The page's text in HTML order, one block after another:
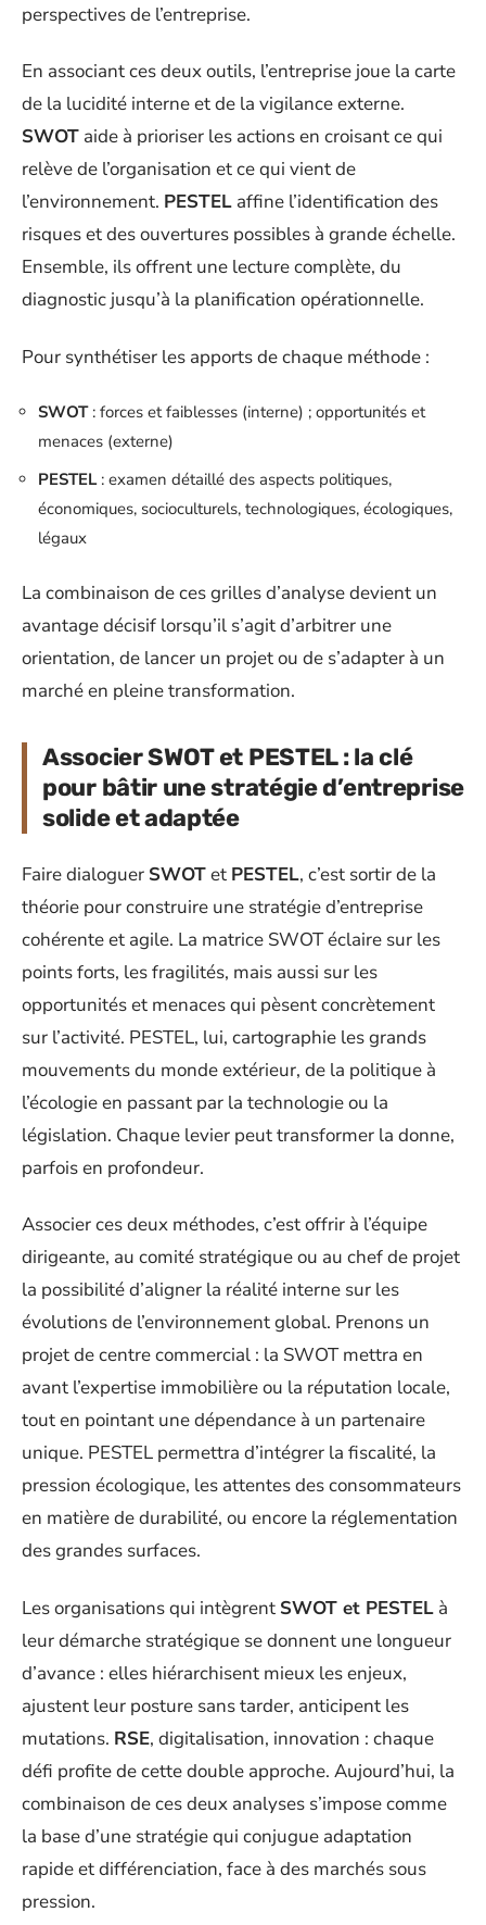
perspectives de l’entreprise.
En associant ces deux outils, l’entreprise joue la carte
de la lucidité interne et de la vigilance externe.
SWOT aide à prioriser les actions en croisant ce qui
relève de l’organisation et ce qui vient de
l’environnement. PESTEL affine l’identification des
risques et des ouvertures possibles à grande échelle.
Ensemble, ils offrent une lecture complète, du
diagnostic jusqu’à la planification opérationnelle.
Pour synthétiser les apports de chaque méthode :
SWOT: forces et faiblesses (interne) ; opportunités et
menaces (externe)
PESTEL: examen détaillé des aspects politiques,
économiques, socioculturels, technologiques, écologiques,
légaux
La combinaison de ces grilles d’analyse devient un
avantage décisif lorsqu’il s’agit d’arbitrer une
orientation, de lancer un projet ou de s’adapter à un
marché en pleine transformation.
Associer SWOT et PESTEL : la clé
pour bâtir une stratégie d’entreprise
solide et adaptée
Faire dialoguer SWOTet PESTEL, c’est sortir de la
théorie pour construire une stratégie d’entreprise
cohérente et agile. La matrice SWOT éclaire sur les
points forts, les fragilités, mais aussi sur les
opportunités et menaces qui pèsent concrètement
sur l’activité. PESTEL, lui, cartographie les grands
mouvements du monde extérieur, de la politique à
l’écologie en passant par la technologie ou la
législation. Chaque levier peut transformer la donne,
parfois en profondeur.
Associer ces deux méthodes, c’est offrir à l’équipe
dirigeante, au comité stratégique ou au chef de projet
la possibilité d’aligner la réalité interne sur les
évolutions de l’environnement global. Prenons un
projet de centre commercial : la SWOT mettra en
avant l’expertise immobilière ou la réputation locale,
tout en pointant une dépendance à un partenaire
unique. PESTEL permettra d’intégrer la fiscalité, la
pression écologique, les attentes des consommateurs
en matière de durabilité, ou encore la réglementation
des grandes surfaces.
Les organisations qui intègrent SWOT et PESTEL à
leur démarche stratégique se donnent une longueur
d’avance : elles hiérarchisent mieux les enjeux,
ajustent leur posture sans tarder, anticipent les
mutations. RSE, digitalisation, innovation : chaque
défi profite de cette double approche. Aujourd’hui, la
combinaison de ces deux analyses s’impose comme
la base d’une stratégie qui conjugue adaptation
rapide et différenciation, face à des marchés sous
pression.